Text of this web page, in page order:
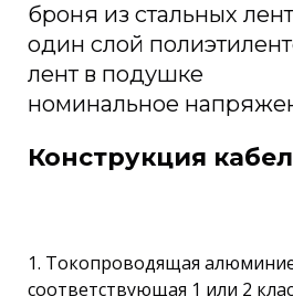
броня из стальных лент
один слой
лент в подушке
номинальное
Конструкция
1. Токопроводящая
соответствующая 1 или 2